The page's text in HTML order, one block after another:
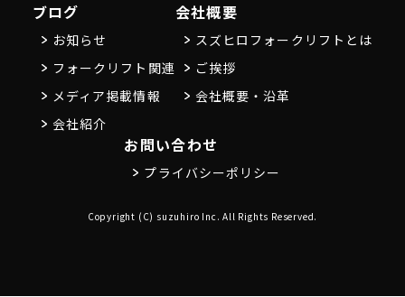
ブログ
お知らせ
フォークリフト関連
メディア掲載情報
会社紹介
会社概要
スズヒロフォークリフトとは
ご挨拶
会社概要・沿革
お問い合わせ
プライバシーポリシー
Copyright (C) suzuhiro Inc. All Rights Reserved.